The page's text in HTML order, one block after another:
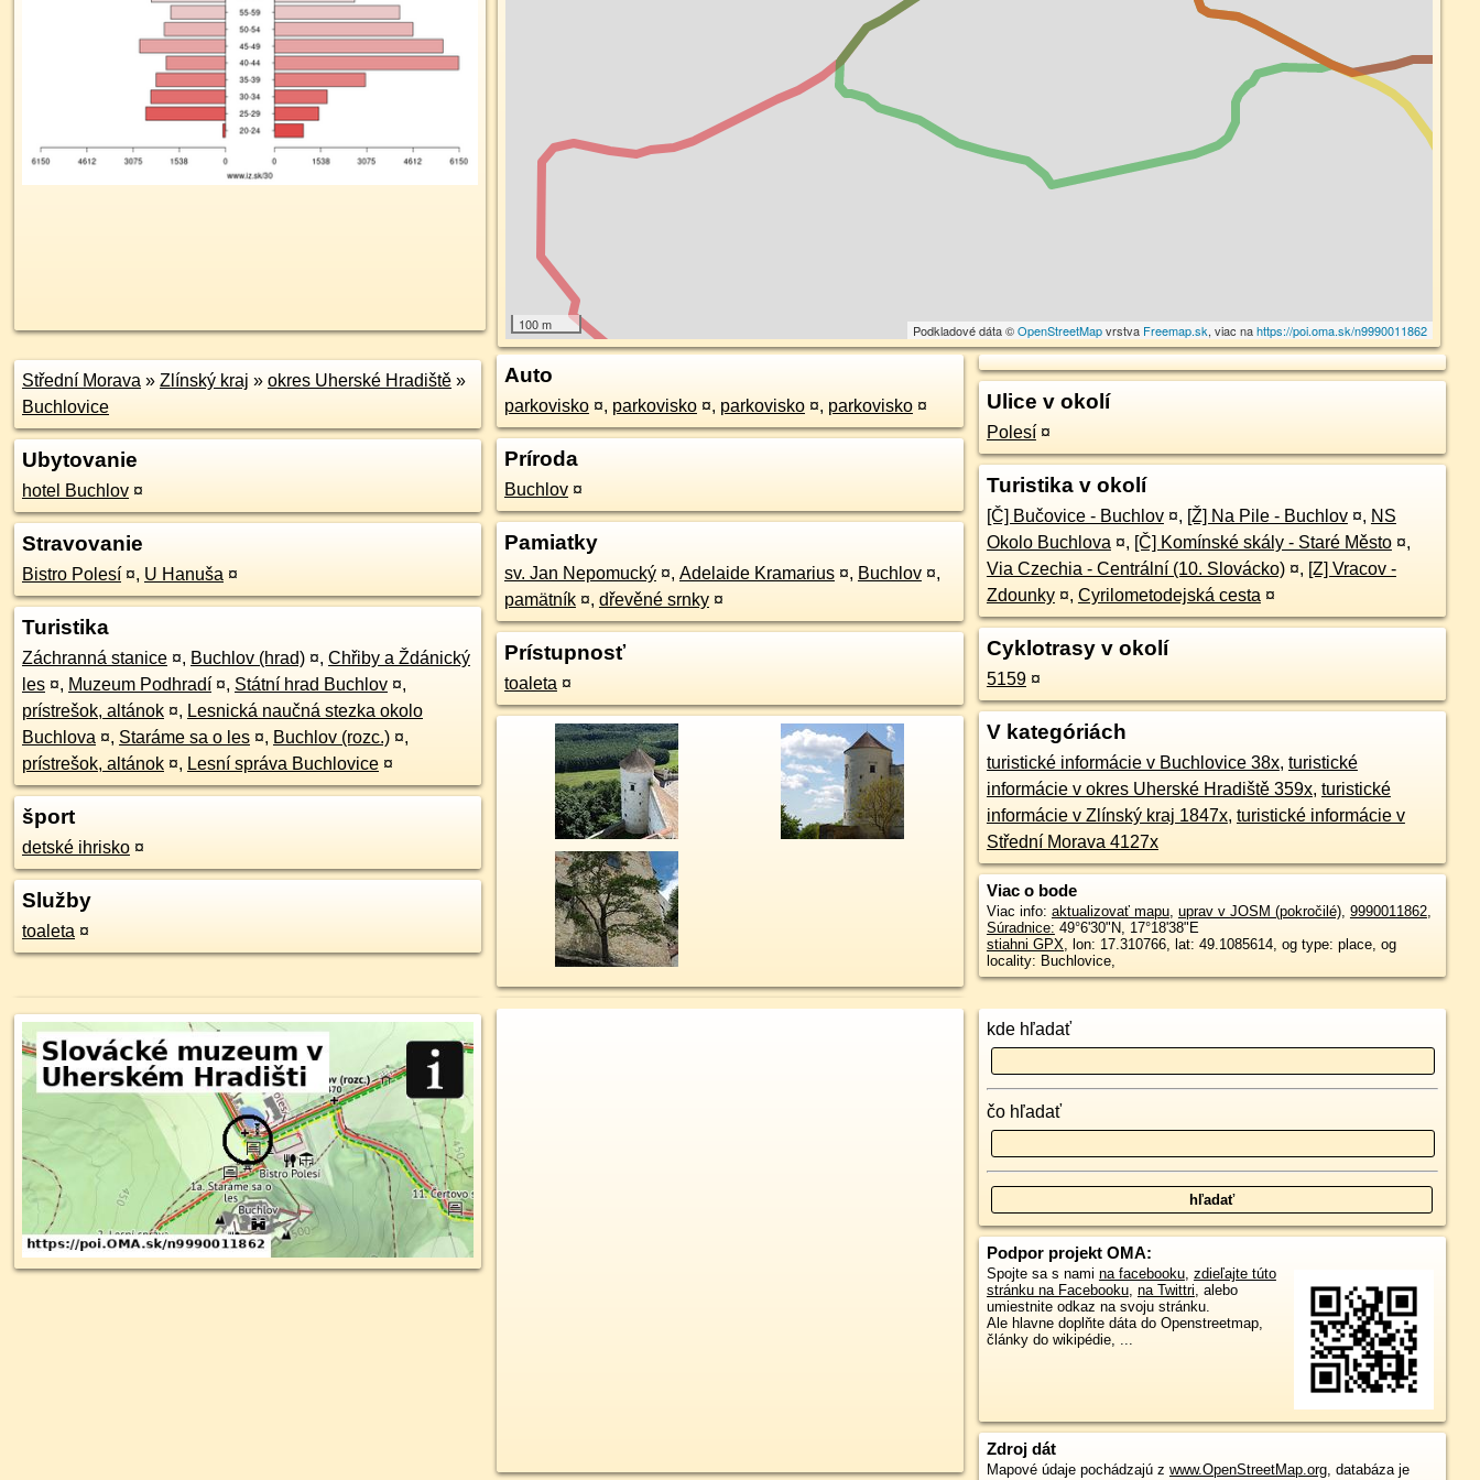
100 m Podkladové dáta ©OpenStreetMapvrstva Freemap.sk, viac nahttps://poi.oma.sk/n9990011862
Střední Morava » Zlínský kraj » okres Uherské Hradiště »
Buchlovice
Ubytovanie
hotel Buchlov ¤
Stravovanie
Bistro Polesí ¤, U Hanuša ¤
Turistika
Záchranná stanice ¤, Buchlov (hrad) ¤, Chřiby a Ždánický
les ¤, Muzeum Podhradí ¤, Státní hrad Buchlov ¤,
prístrešok, altánok ¤, Lesnická naučná stezka okolo
Buchlova ¤, Staráme sa o les ¤, Buchlov (rozc.) ¤,
prístrešok, altánok ¤, Lesní správa Buchlovice ¤
šport
detské ihrisko ¤
Služby
toaleta ¤
Auto
parkovisko ¤, parkovisko ¤, parkovisko ¤, parkovisko ¤
Príroda
Buchlov ¤
Pamiatky
sv. Jan Nepomucký ¤, Adelaide Kramarius ¤, Buchlov ¤,
pamätník ¤, dřevěné srnky ¤
Prístupnosť
toaleta ¤
Ulice v okolí
Polesí ¤
Turistika v okolí
[Č] Bučovice - Buchlov ¤, [Ž] Na Pile - Buchlov ¤, NS
Okolo Buchlova ¤, [Č] Komínské skály - Staré Město ¤,
Via Czechia - Centrální (10. Slovácko) ¤, [Z] Vracov -
Zdounky ¤, Cyrilometodejská cesta ¤
Cyklotrasy v okolí
5159 ¤
V kategóriách
turistické informácie v Buchlovice 38x, turistické
informácie v okres Uherské Hradiště 359x, turistické
informácie v Zlínský kraj 1847x, turistické informácie v
Střední Morava 4127x
Viac o bode
Viac info: aktualizovať mapu, uprav v JOSM (pokročilé), 9990011862,
Súradnice: 49°6'30"N, 17°18'38"E
stiahni GPX, lon: 17.310766, lat: 49.1085614, og type: place, og
locality: Buchlovice,
kde hľadať
čo hľadať
Podpor projekt OMA:
Spojte sa s nami na facebooku, zdieľajte túto
stránku na Facebooku, na Twittri, alebo
umiestnite odkaz na svoju stránku.
Ale hlavne doplňte dáta do Openstreetmap,
články do wikipédie, ...
Zdroj dát
Mapové údaje pochádzajú z www.OpenStreetMap.org, databáza je